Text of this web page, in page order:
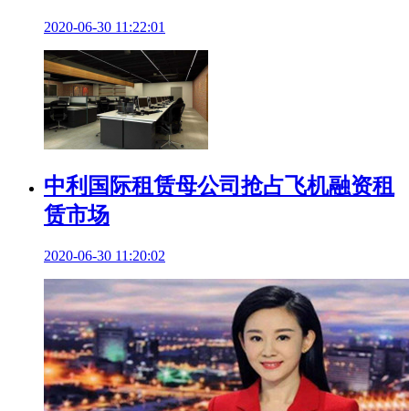
2020-06-30 11:22:01
中利国际租赁母公司抢占飞机融资租
赁市场
2020-06-30 11:20:02